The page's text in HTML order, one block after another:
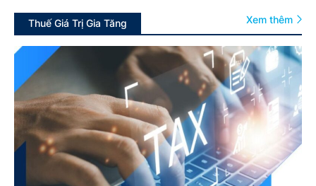
Thuế Giá Trị Gia Tăng Xem thêm